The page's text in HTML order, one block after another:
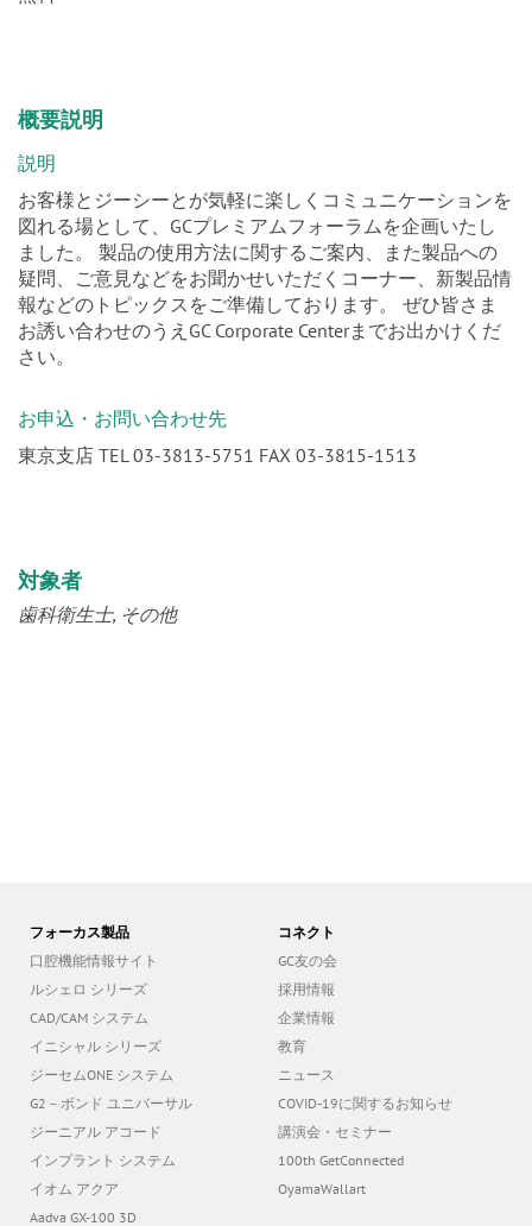
概要説明
説明
お客様とジーシーとが気軽に楽しくコミュニケーションを
図れる場として、GCプレミアムフォーラムを企画いたし
ました。 製品の使用方法に関するご案内、また製品への
疑問、ご意見などをお聞かせいただくコーナー、新製品情
報などのトピックスをご準備しております。 ぜひ皆さま
お誘い合わせのうえGC Corporate Centerまでお出かけくだ
さい。
お申込・お問い合わせ先
東京支店 TEL 03-3813-5751 FAX 03-3815-1513
対象者
歯科衛生士 その他
フォーカス製品
口腔機能情報サイト
ルシェロ シリーズ
CAD/CAM システム
イニシャル シリーズ
ジーセムONE システム
G2－ボンド ユニバーサル
ジーニアル アコード
インプラント システム
イオム アクア
Aadva GX-100 3D
コネクト
GC友の会
採用情報
企業情報
教育
ニュース
COVID-19に関するお知らせ
講演会・セミナー
100th GetConnected
OyamaWallart